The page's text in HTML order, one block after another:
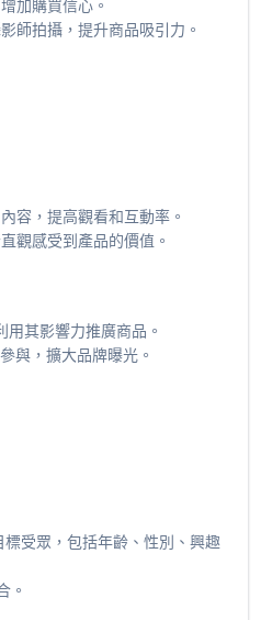
加購買信心。
師拍攝，提升商品吸引力。
容，提高觀看和互動率。
觀感受到產品的價值。
用其影響力推廣商品。
與，擴大品牌曝光。
受眾，包括年齡、性別、興趣
。